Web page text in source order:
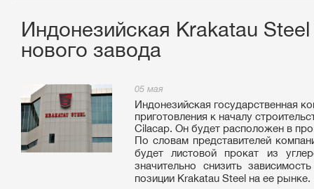
Индонезийская Krakatau Steel
нового завода
05 мая
Индонезийская государственная
приготовления к началу
Cilacap. Он будет расположен в
По словам представителей
будет листовой прокат из
значительно снизить
позиции Krakatau Steel на ее рынке.